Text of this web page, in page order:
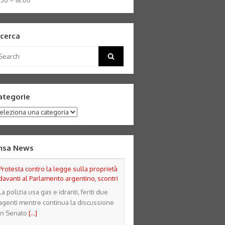
Search
News
contro la legge sulla proprietà
al Parlamento argentino, scontri
polizia usa gas e idranti, feriti due
mentre continua la discussione
Senato [...]